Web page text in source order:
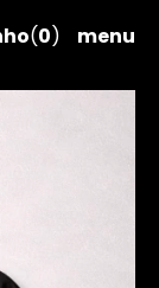
menu
(0)